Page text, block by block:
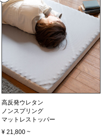
高反発ウレタン
ノンスプリング
マットレストッパー
¥ 21,800 ~